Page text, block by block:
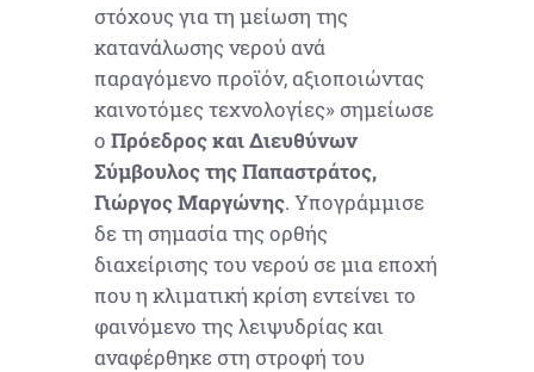
στόχους για τη μείωση της
κατανάλωσης νερού ανά
παραγόμενο προϊόν, αξιοποιώντας
καινοτόμες τεχνολογίες» σημείωσε
οΠρόεδρος και Διευθύνων
Σύμβουλος της Παπαστράτος,
Γιώργος Μαργώνης. Υπογράμμισε
δε τη σημασία της ορθής
διαχείρισης του νερού σε μια εποχή
που η κλιματική κρίση εντείνει το
φαινόμενο της λειψυδρίας και
αναφέρθηκε στη στροφή του